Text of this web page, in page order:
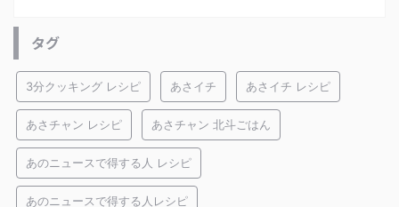
タグ
3分クッキング レシピ あさイチ あさイチ レシピ
あさチャン レシピ あさチャン 北斗ごはん
あのニュースで得する人 レシピ
あのニュースで得する人レシピ